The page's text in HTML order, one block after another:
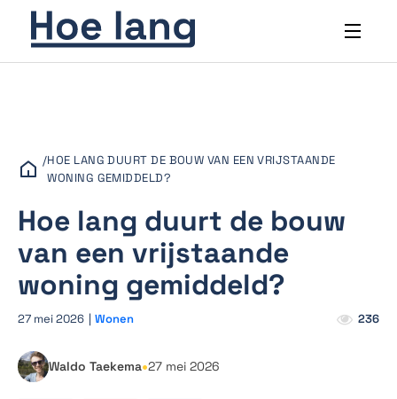
/HOE LANG DUURT DE BOUW VAN EEN VRIJSTAANDE
WONING GEMIDDELD?
Hoe lang duurt de bouw
van een vrijstaande
woning gemiddeld?
27 mei 2026 | Wonen 236
Waldo Taekema•27 mei 2026